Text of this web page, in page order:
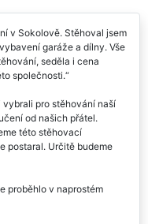
od zákazníků:
v Sokolově. Stěhoval jsem
garáže a dílny. Vše
seděla i cena
pro stěhování naší
od našich přátel.
této stěhovací
Určitě budeme
proběhlo v naprostém